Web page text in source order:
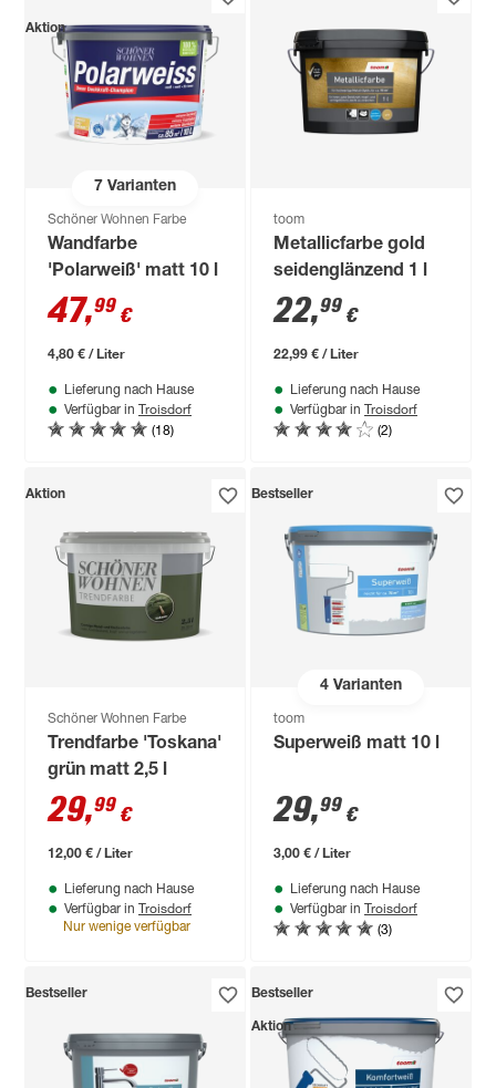
7 Varianten
Aktion
Schöner Wohnen Farbe
Wandfarbe
'Polarweiß' matt 10 l
47,99 €
4,80 € / Liter
Lieferung nach Hause
Verfügbar in Troisdorf
(18)
toom
Metallicfarbe gold
seidenglänzend 1 l
22,99 €
22,99 € / Liter
Lieferung nach Hause
Verfügbar in Troisdorf
(2)
Aktion
Schöner Wohnen Farbe
Trendfarbe 'Toskana'
grün matt 2,5 l
29,99 €
12,00 € / Liter
Lieferung nach Hause
Verfügbar in Troisdorf
Nur wenige verfügbar
4Varianten
Bestseller
toom
Superweiß matt 10 l
29,99 €
3,00 € / Liter
Lieferung nach Hause
Verfügbar in Troisdorf
(3)
Bestseller Bestseller
Aktion